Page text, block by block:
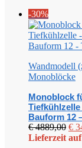
-30%
Wandmodell
Monoblöcke
Monoblock
Tiefkühlzelle
Bauform 12
€4889,00 €
Lieferzeit